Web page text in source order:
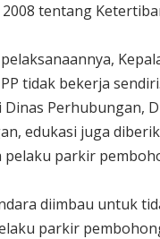
tentang
tidak bekerja
Perhubungan,
edukasi juga
pelaku parkir
diimbau untuk
parkir